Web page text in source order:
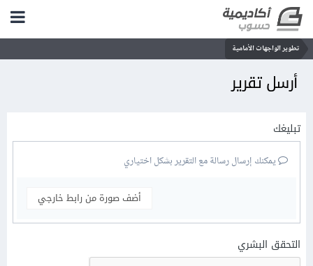
تطوير الواجهات الأمامية
أرسل تقرير
تبليغك
يمكنك إرسال رسالة مع التقرير بشكل اختياري
أضف صورة من رابط خارجي
التحقق البشري